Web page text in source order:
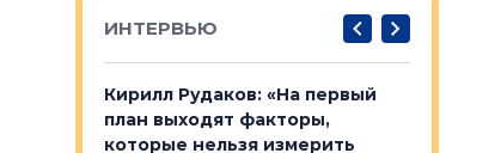
ИНТЕРВЬЮ
Кирилл Рудаков: «На первый
план выходят факторы,
которые нельзя измерить